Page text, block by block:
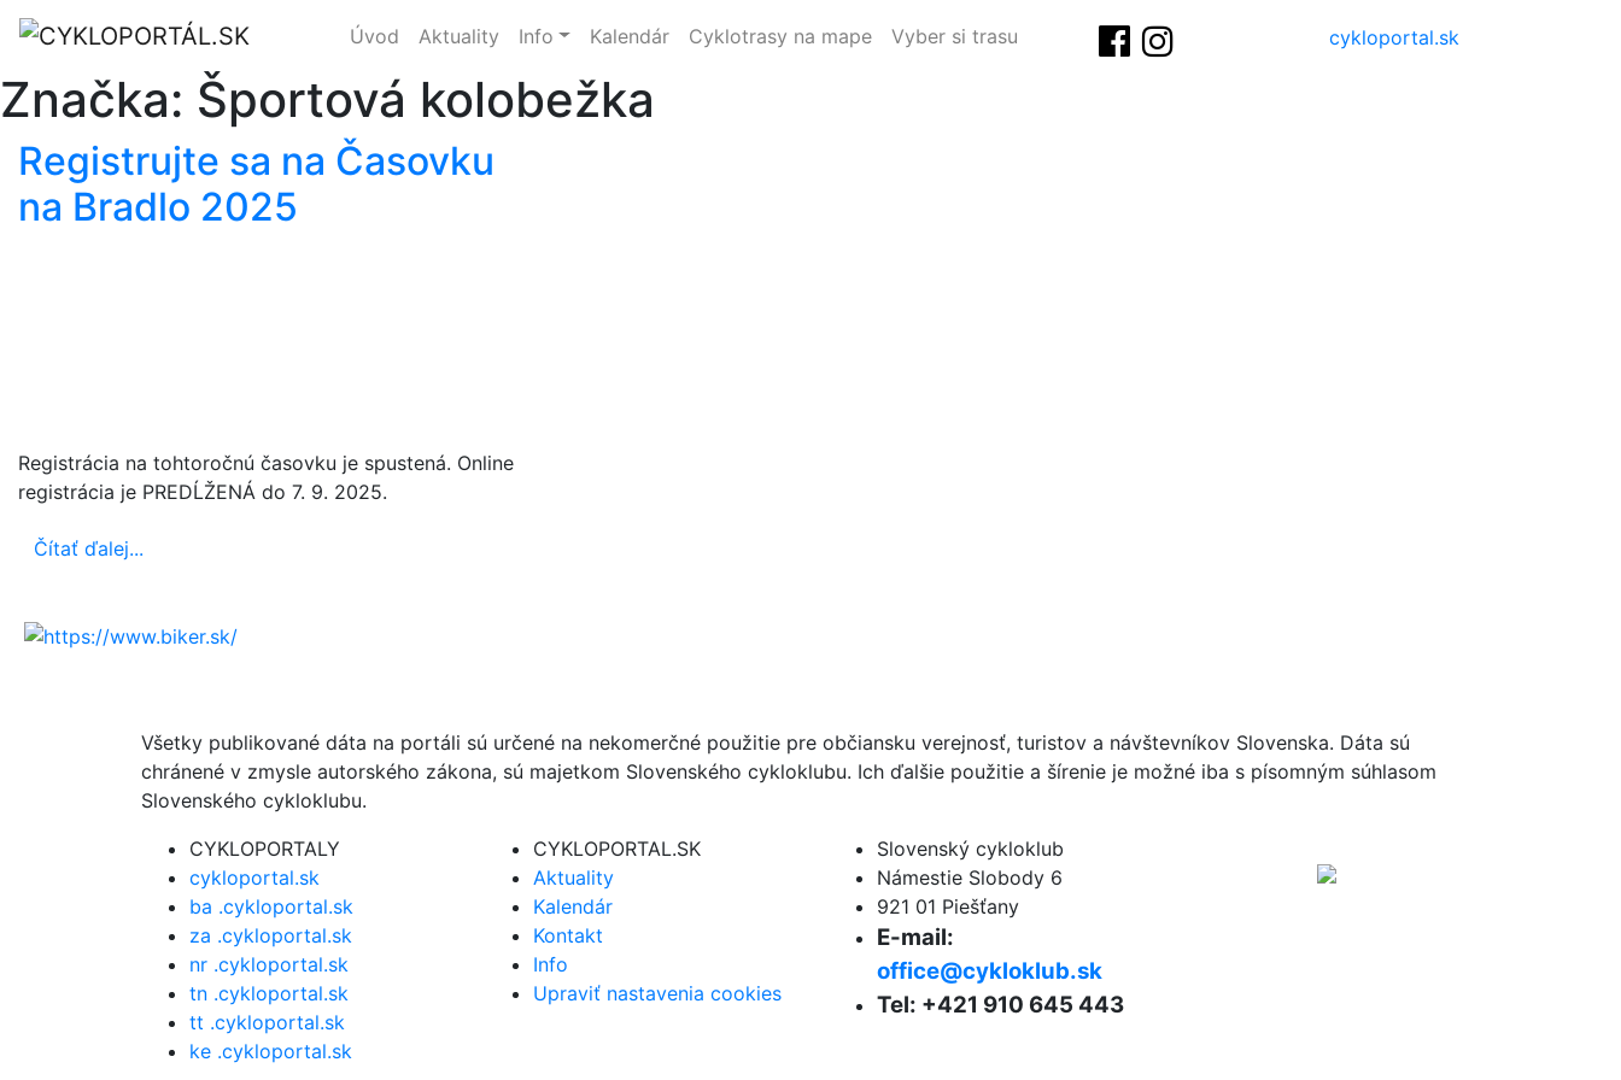
Úvod Aktuality Info Kalendár Cyklotrasy na mape Vyber si trasu cykloportal.sk
Značka: Športová kolobežka
Registrujte sa na Časovku
na Bradlo 2025
Registrácia na tohtoročnú časovku je spustená. Online
registrácia je PREDĹŽENÁ do 7. 9. 2025.
Čítať ďalej...
Všetky publikované dáta na portáli sú určené na nekomerčné použitie pre občiansku verejnosť, turistov a návštevníkov Slovenska. Dáta sú
chránené v zmysle autorského zákona, sú majetkom Slovenského cykloklubu. Ich ďalšie použitie a šírenie je možné iba s písomným súhlasom
Slovenského cykloklubu.
CYKLOPORTALY
cykloportal.sk
ba .cykloportal.sk
za .cykloportal.sk
nr .cykloportal.sk
tn .cykloportal.sk
tt .cykloportal.sk
ke .cykloportal.sk
CYKLOPORTAL.SK
Aktuality
Kalendár
Kontakt
Info
Upraviť nastavenia cookies
Slovenský cykloklub
Námestie Slobody 6
921 01 Piešťany
E-mail:
office@cykloklub.sk
Tel: +421 910 645 443